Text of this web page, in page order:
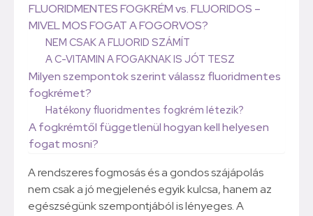
FLUORIDMENTES FOGKRÉM vs. FLUORIDOS –
MIVEL MOS FOGAT A FOGORVOS?
NEM CSAK A FLUORID SZÁMÍT
A C-VITAMIN A FOGAKNAK IS JÓT TESZ
Milyen szempontok szerint válassz fluoridmentes
fogkrémet?
Hatékony fluoridmentes fogkrém létezik?
A fogkrémtől függetlenül hogyan kell helyesen
fogat mosni?
A rendszeres fogmosás és a gondos szájápolás
nem csak a jó megjelenés egyik kulcsa, hanem az
egészségünk szempontjából is lényeges. A